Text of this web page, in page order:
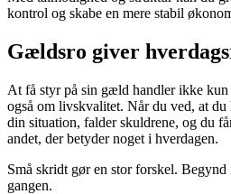
kontrol og skabe en mere stabil
Gældsro giver
At få styr på sin gæld handler ikke
også om livskvalitet. Når du ved, at
din situation, falder skuldrene, og du
andet, der betyder noget i hverdagen.
Små skridt gør en stor forskel. Begynd
gangen.